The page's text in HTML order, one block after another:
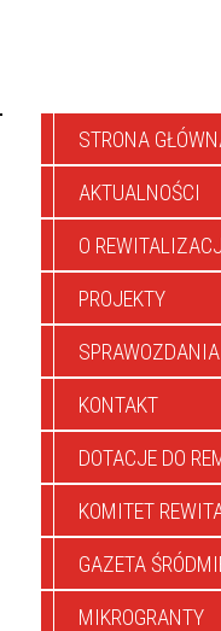
STRONA
AKTUALNOŚCI
O
PROJEKTY
KONTAKT
DOTACJE DO
KOMITET
GAZETA
MIKROGRANTY